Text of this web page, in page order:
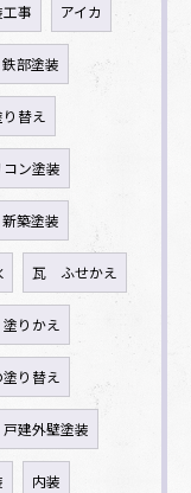
事 アイカ
鉄部塗装
替え
コン塗装
新築塗装
瓦 ふせかえ
塗りかえ
り替え
戸建外壁塗装
内装